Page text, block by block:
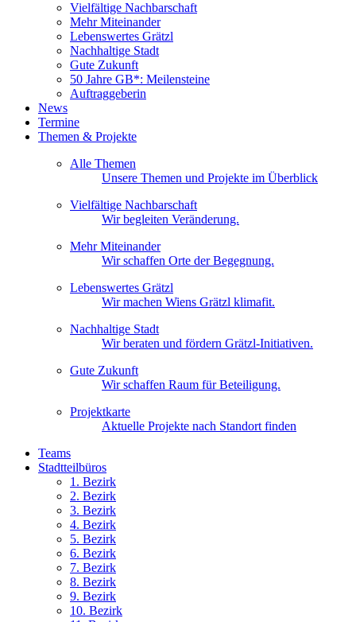
Vielfältige Nachbarschaft
Mehr Miteinander
Lebenswertes Grätzl
Nachhaltige Stadt
Gute Zukunft
50 Jahre GB*: Meilensteine
Auftraggeberin
News
Termine
Themen & Projekte
Alle Themen
Unsere Themen und Projekte im Überblick
Vielfältige Nachbarschaft
Wir begleiten Veränderung.
Mehr Miteinander
Wir schaffen Orte der Begegnung.
Lebenswertes Grätzl
Wir machen Wiens Grätzl klimafit.
Nachhaltige Stadt
Wir beraten und fördern Grätzl-Initiativen.
Gute Zukunft
Wir schaffen Raum für Beteiligung.
Projektkarte
Aktuelle Projekte nach Standort finden
Teams
Stadtteilbüros
1. Bezirk
2. Bezirk
3. Bezirk
4. Bezirk
5. Bezirk
6. Bezirk
7. Bezirk
8. Bezirk
9. Bezirk
10. Bezirk